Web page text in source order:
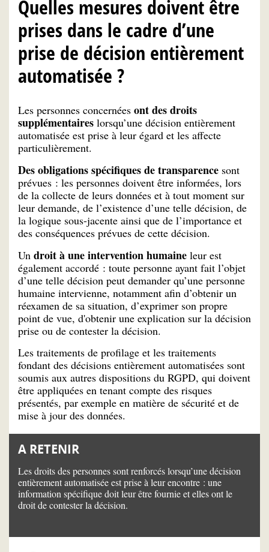
Quelles mesures doivent être
prises dans le cadre d’une
prise de décision entièrement
automatisée ?
Les personnes concernées ont des droits
supplémentaires lorsqu’une décision entièrement
automatisée est prise à leur égard et les affecte
particulièrement.
Des obligations spécifiques de transparence sont
prévues : les personnes doivent être informées, lors
de la collecte de leurs données et à tout moment sur
leur demande, de l’existence d’une telle décision, de
la logique sous-jacente ainsi que de l’importance et
des conséquences prévues de cette décision.
Un droit à une intervention humaine leur est
également accordé : toute personne ayant fait l’objet
d’une telle décision peut demander qu’une personne
humaine intervienne, notamment afin d’obtenir un
réexamen de sa situation, d’exprimer son propre
point de vue, d'obtenir une explication sur la décision
prise ou de contester la décision.
Les traitements de profilage et les traitements
fondant des décisions entièrement automatisées sont
soumis aux autres dispositions du RGPD, qui doivent
être appliquées en tenant compte des risques
présentés, par exemple en matière de sécurité et de
mise à jour des données.
A RETENIR
Les droits des personnes sont renforcés lorsqu’une décision
entièrement automatisée est prise à leur encontre : une
information spécifique doit leur être fournie et elles ont le
droit de contester la décision.